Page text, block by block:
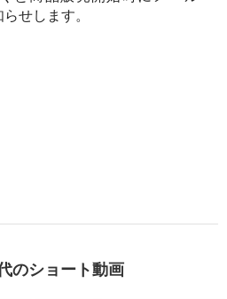
せします。
のショート動画